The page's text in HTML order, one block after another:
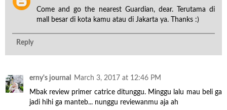
Come and go the nearest Guardian, dear. Terutama di
mall besar di kota kamu atau di Jakarta ya. Thanks :)
Reply
erny's journal
March 3, 2017 at 12:46 PM
Mbak review primer catrice ditunggu. Minggu lalu mau beli ga
jadi hihi ga manteb... nunggu reviewanmu aja ah